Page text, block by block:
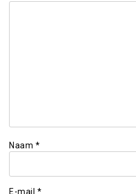
Naam *
E-mail *